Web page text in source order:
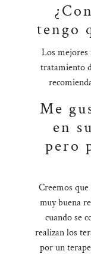
tengo
Los mejores
tratamiento
Me
en
pero
Creemos
muy buena
cuando se
realizan los
por un